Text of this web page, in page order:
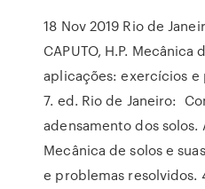
18 Nov 2019 Rio de
CAPUTO, H.P. Mecânica
aplicações: exercícios e
7. ed. Rio de Janeiro:
adensamento dos solos.
Mecânica de solos e
e problemas resolvidos.